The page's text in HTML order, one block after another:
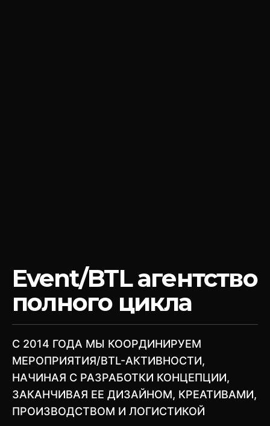
Event/BTL агентство
полного цикла
C 2014 ГОДА МЫ КООРДИНИРУЕМ
МЕРОПРИЯТИЯ/BTL-АКТИВНОСТИ,
НАЧИНАЯ С РАЗРАБОТКИ КОНЦЕПЦИИ,
ЗАКАНЧИВАЯ ЕЕ ДИЗАЙНОМ, КРЕАТИВАМИ,
ПРОИЗВОДСТВОМ И ЛОГИСТИКОЙ